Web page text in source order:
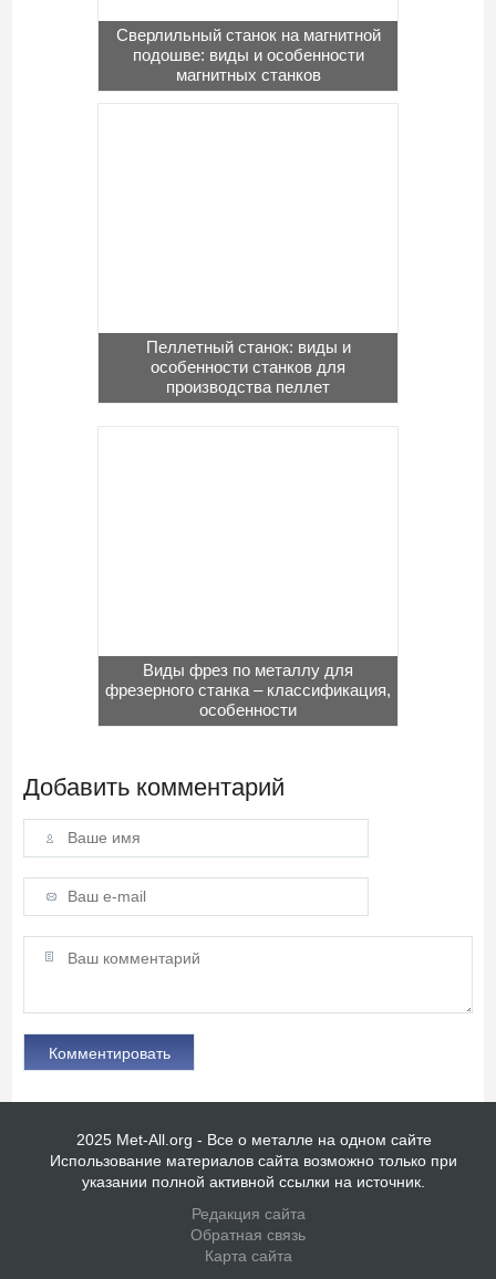
Сверлильный станок на магнитной
подошве: виды и особенности
магнитных станков
Пеллетный станок: виды и
особенности станков для
производства пеллет
Виды фрез по металлу для
фрезерного станка – классификация,
особенности
Добавить комментарий
2025 Met-All.org - Все о металле на одном сайте
Использование материалов сайта возможно только при
указании полной активной ссылки на источник.
Редакция сайта
Обратная связь
Карта сайта